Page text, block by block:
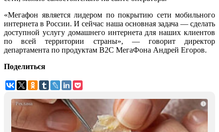
«Мегафон является лидером по покрытию сети мобильного
интернета в России. И сейчас наша основная задача — сделать
доступной услугу домашнего интернета для наших клиентов
по всей территории страны», — говорит директор
департамента по продуктам B2C МегаФона Андрей Егоров.
Поделиться
i